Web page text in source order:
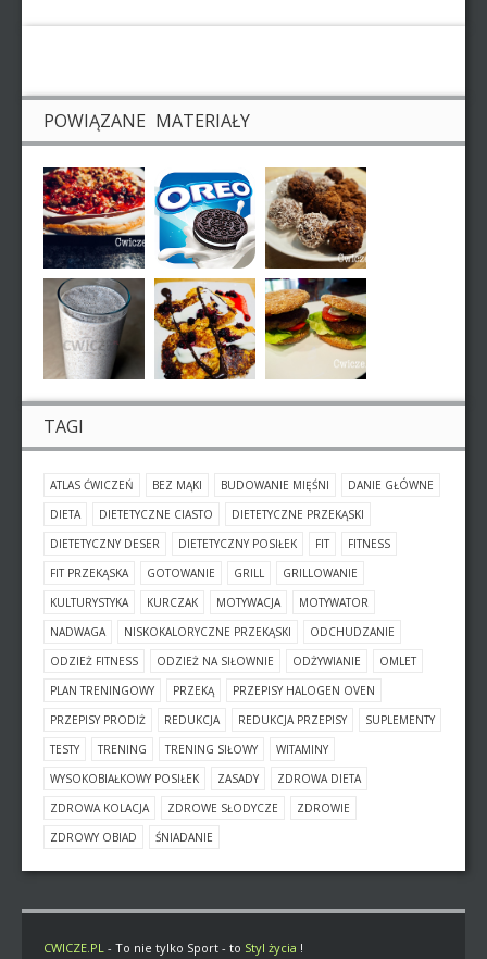
POWIĄZANE MATERIAŁY
TAGI
ATLAS ĆWICZEŃ BEZ MĄKI BUDOWANIE MIĘŚNI
DANIE GŁÓWNE
DIETA
DIETETYCZNE CIASTO
DIETETYCZNE PRZEKĄSKI
DIETETYCZNY DESER
DIETETYCZNY POSIŁEK FIT
FITNESS
FIT PRZEKĄSKA
GOTOWANIE GRILL
GRILLOWANIE
KULTURYSTYKA
KURCZAK MOTYWACJA
MOTYWATOR
NADWAGA
NISKOKALORYCZNE PRZEKĄSKI
ODCHUDZANIE
ODZIEŻ FITNESS
ODZIEŻ NA SIŁOWNIE ODŻYWIANIE
OMLET
PLAN TRENINGOWY
PRZEKĄ
PRZEPISY HALOGEN OVEN
PRZEPISY PRODIŻ
REDUKCJA REDUKCJA PRZEPISY
SUPLEMENTY
TESTY
TRENING TRENING SIŁOWY
WITAMINY
WYSOKOBIAŁKOWY POSIŁEK
ZASADY
ZDROWA DIETA
ZDROWA KOLACJA
ZDROWE SŁODYCZE
ZDROWIE
ZDROWY OBIAD
ŚNIADANIE
CWICZE.PL - To nie tylko Sport - to Styl życia !